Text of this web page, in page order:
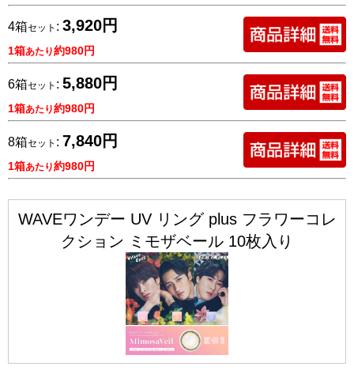
4箱セット : 3,920円
1箱あたり約980円
6箱セット : 5,880円
1箱あたり約980円
8箱セット : 7,840円
1箱あたり約980円
WAVEワンデー UV リング plus フラワーコレ
クション ミモザベール 10枚入り